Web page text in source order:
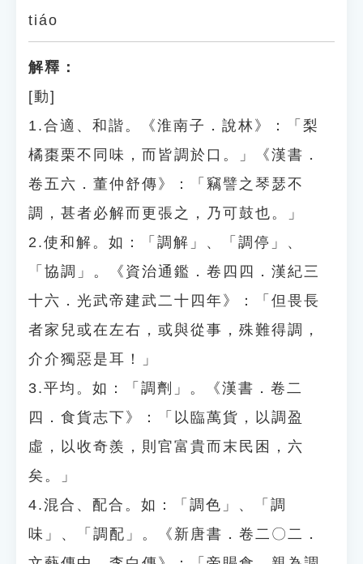
tiáo
解釋：
[動]
1.合適、和諧。《淮南子．說林》：「梨
橘棗栗不同味，而皆調於口。」《漢書．
卷五六．董仲舒傳》：「竊譬之琴瑟不
調，甚者必解而更張之，乃可鼓也。」
2.使和解。如：「調解」、「調停」、
「協調」。《資治通鑑．卷四四．漢紀三
十六．光武帝建武二十四年》：「但畏長
者家兒或在左右，或與從事，殊難得調，
介介獨惡是耳！」
3.平均。如：「調劑」。《漢書．卷二
四．食貨志下》：「以臨萬貨，以調盈
虛，以收奇羨，則官富貴而末民困，六
矣。」
4.混合、配合。如：「調色」、「調
味」、「調配」。《新唐書．卷二〇二．